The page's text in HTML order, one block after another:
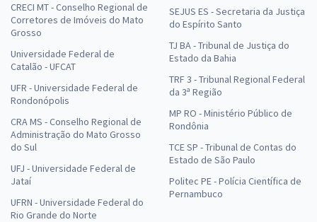
CRECI MT - Conselho Regional de
Corretores de Imóveis do Mato
Grosso
Universidade Federal de
Catalão - UFCAT
UFR - Universidade Federal de
Rondonópolis
CRA MS - Conselho Regional de
Administração do Mato Grosso
do Sul
UFJ - Universidade Federal de
Jataí
UFRN - Universidade Federal do
Rio Grande do Norte
SEJUS ES - Secretaria da Justiça
do Espírito Santo
TJ BA - Tribunal de Justiça do
Estado da Bahia
TRF 3 - Tribunal Regional Federal
da 3ª Região
MP RO - Ministério Público de
Rondônia
TCE SP - Tribunal de Contas do
Estado de São Paulo
Politec PE - Polícia Científica de
Pernambuco